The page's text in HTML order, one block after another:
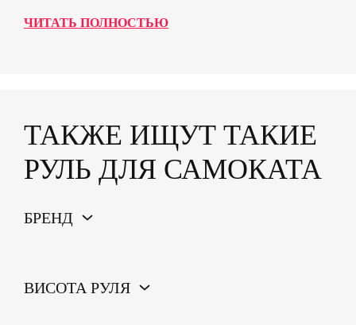
ЧИТАТЬ ПОЛНОСТЬЮ
ТАКЖЕ ИЩУТ ТАКИЕ
РУЛЬ ДЛЯ САМОКАТА
БРЕНД
ВИСОТА РУЛЯ